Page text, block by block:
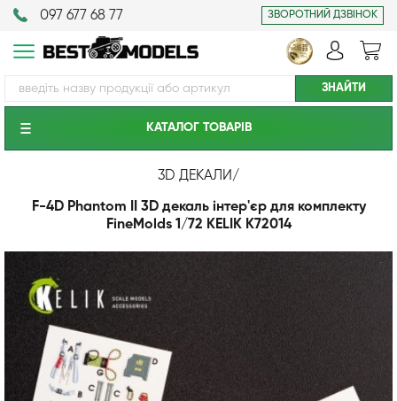
097 677 68 77 ЗВОРОТНИЙ ДЗВІНОК
КАТАЛОГ ТОВАРIВ
3D ДЕКАЛИ/
F-4D Phantom II 3D декаль інтер'єр для комплекту
FineMolds 1/72 KELIK K72014